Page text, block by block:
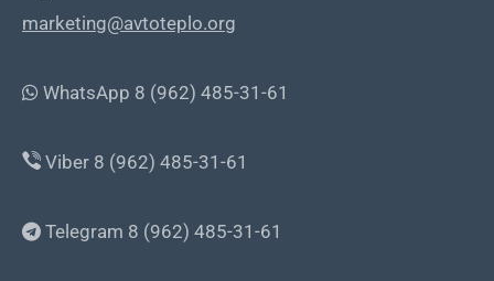
marketing@avtoteplo.org
WhatsApp 8 (962) 485-31-61
Viber 8 (962) 485-31-61
Telegram 8 (962) 485-31-61